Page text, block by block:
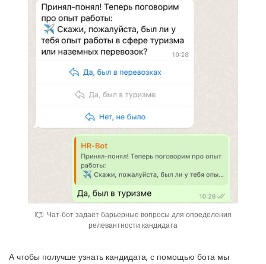
Чат-бот задаёт барьерные вопросы для определения
релевантности кандидата
А чтобы получше узнать кандидата, с помощью бота мы